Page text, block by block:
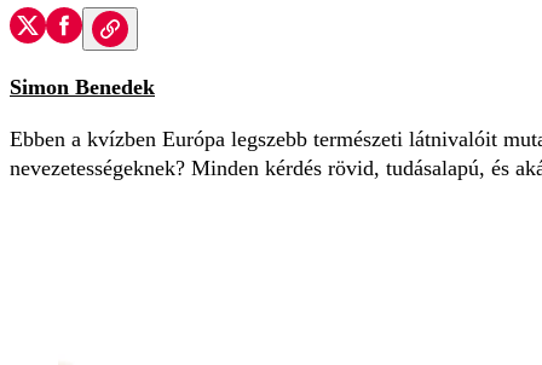
Simon Benedek
Ebben a kvízben Európa legszebb természeti látnivalóit
nevezetességeknek? Minden kérdés rövid, tudásalapú, és